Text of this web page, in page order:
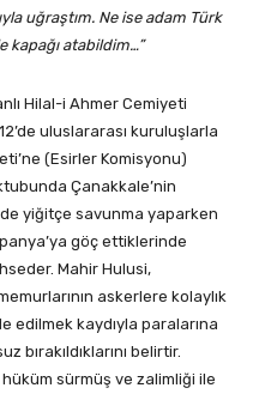
uğraştım. Ne ise adam Türk
kapağı atabildim…”
Hilal-i Ahmer Cemiyeti
uluslararası kuruluşlarla
(Esirler Komisyonu)
Çanakkale’nin
yiğitçe savunma yaparken
göç ettiklerinde
Mahir Hulusi,
askerlere kolaylık
edilmek kaydıyla paralarına
bırakıldıklarını belirtir.
sürmüş ve zalimliği ile